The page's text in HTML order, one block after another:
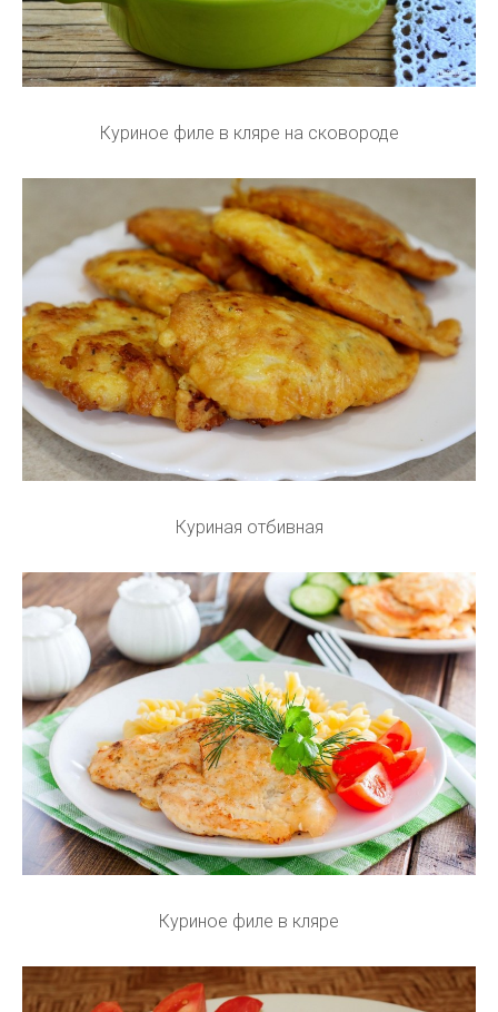
Куриное филе в кляре на сковороде
Куриная отбивная
Куриное филе в кляре